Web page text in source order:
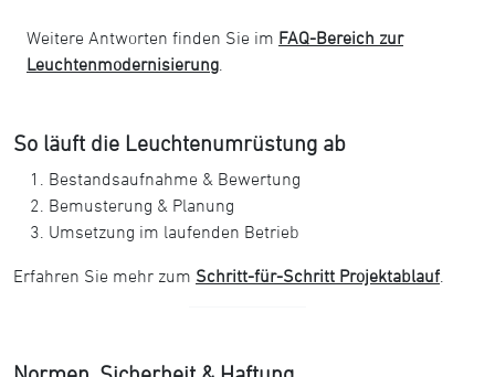
Weitere Antworten finden Sie im FAQ-Bereich zur
Leuchtenmodernisierung
So läuft die Leuchtenumrüstung ab
Bestandsaufnahme & Bewertung
Bemusterung & Planung
Umsetzung im laufenden Betrieb
Erfahren Sie mehr zum Schritt-für-Schritt Projektablauf